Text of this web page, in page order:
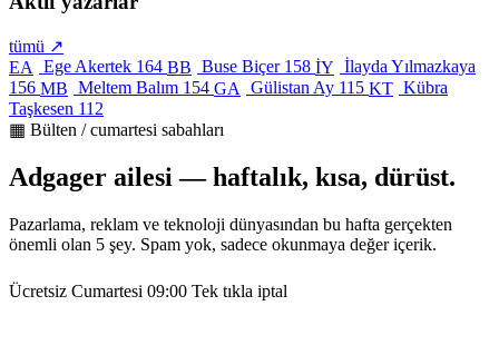
tümü ↗
EA
Ege Akertek 164 BB Buse Biçer 158 İY İlayda Yılmazkaya
156 MB Meltem Balım 154 GA Gülistan Ay 115 KT Kübra
Taşkesen 112
▦ Bülten / cumartesi sabahları
Adgager ailesi — haftalık, kısa, dürüst.
Pazarlama, reklam ve teknoloji dünyasından bu hafta gerçekten
önemli olan 5 şey. Spam yok, sadece okunmaya değer içerik.
Ücretsiz Cumartesi 09:00 Tek tıkla iptal